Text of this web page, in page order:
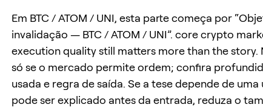
Em BTC / ATOM / UNI, esta parte começa por
invalidação — BTC / ATOM / UNI”. core crypto
execution quality still matters more than the story.
só se o mercado permite ordem; confira
usada e regra de saída. Se a tese depende de
pode ser explicado antes da entrada, reduza o